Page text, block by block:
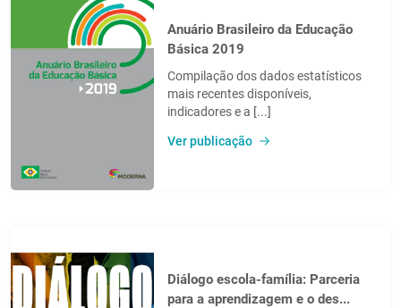
Anuário Brasileiro da Educação
Básica 2019
Compilação dos dados estatísticos
mais recentes disponíveis,
indicadores e a [...]
Ver publicação
Diálogo escola-família: Parceria
para a aprendizagem e o des...